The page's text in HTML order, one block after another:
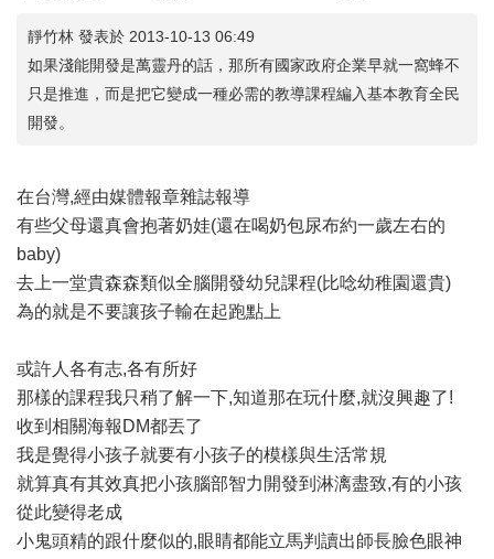
靜竹林 發表於 2013-10-13 06:49
如果淺能開發是萬靈丹的話，那所有國家政府企業早就一窩蜂不
只是推進，而是把它變成一種必需的教導課程編入基本教育全民
開發。
在台灣,經由媒體報章雜誌報導
有些父母還真會抱著奶娃(還在喝奶包尿布約一歲左右的
baby)
去上一堂貴森森類似全腦開發幼兒課程(比唸幼稚園還貴)
為的就是不要讓孩子輸在起跑點上
或許人各有志,各有所好
那樣的課程我只稍了解一下,知道那在玩什麼,就沒興趣了!
收到相關海報DM都丟了
我是覺得小孩子就要有小孩子的模樣與生活常規
就算真有其效真把小孩腦部智力開發到淋漓盡致,有的小孩
從此變得老成
小鬼頭精的跟什麼似的,眼睛都能立馬判讀出師長臉色眼神